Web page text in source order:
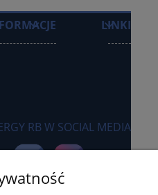
LINKI
RB W SOCIAL MEDIA